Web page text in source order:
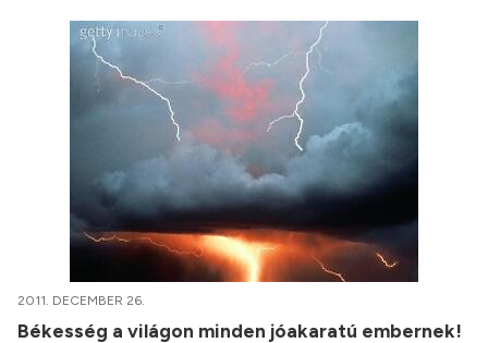
2011. DECEMBER 26.
Békesség a világon minden jóakaratú embernek!